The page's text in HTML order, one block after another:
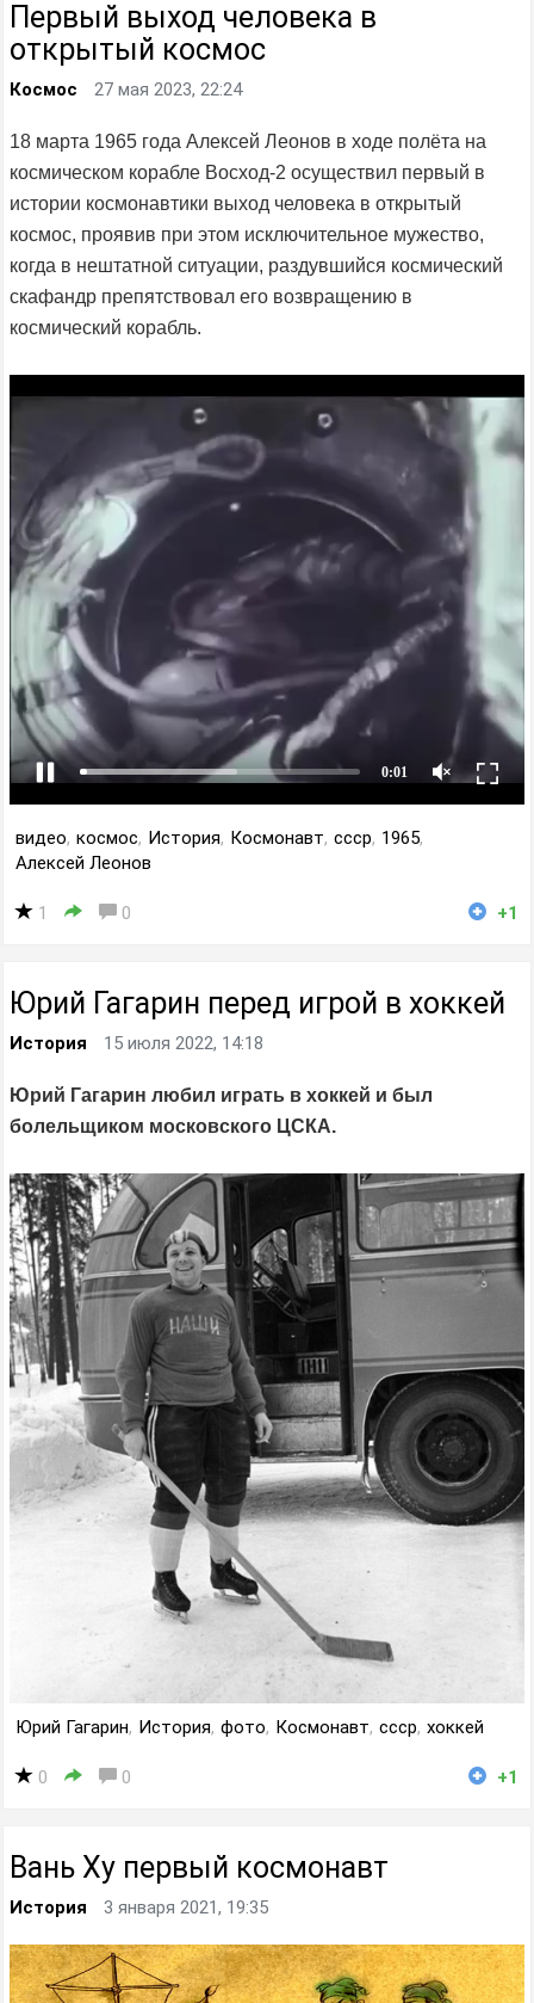
Первый выход человека в
открытый космос
Космос 27 мая 2023, 22:24
18 марта 1965 года Алексей Леонов в ходе полёта на
космическом корабле Восход-2 осуществил первый в
истории космонавтики выход человека в открытый
космос, проявив при этом исключительное мужество,
когда в нештатной ситуации, раздувшийся космический
скафандр препятствовал его возвращению в
космический корабль.
видео, космос, История, Космонавт, ссср, 1965,
Алексей Леонов
1 0 +1
Юрий Гагарин перед игрой в хоккей
История 15 июля 2022, 14:18
Юрий Гагарин любил играть в хоккей и был
болельщиком московского ЦСКА.
Юрий Гагарин, История, фото, Космонавт, ссср, хоккей
0 0 +1
Вань Ху первый космонавт
История 3 января 2021, 19:35